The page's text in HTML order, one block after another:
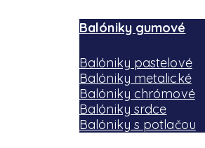
Balóniky gumové
Balóniky pastelové
Balóniky metalické
Balóniky chrómové
Balóniky srdce
Balóniky s potlačou